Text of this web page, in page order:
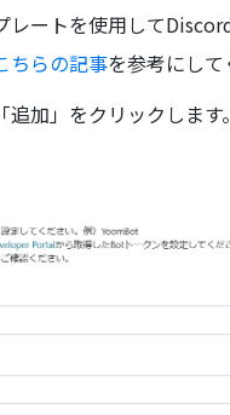
ートを使用して
ちらの記事を参考にして
加」をクリックします。